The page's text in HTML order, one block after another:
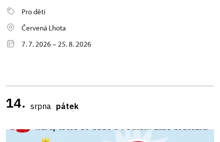
Pro děti
Červená Lhota
7. 7. 2026 – 25. 8. 2026
14. srpna pátek